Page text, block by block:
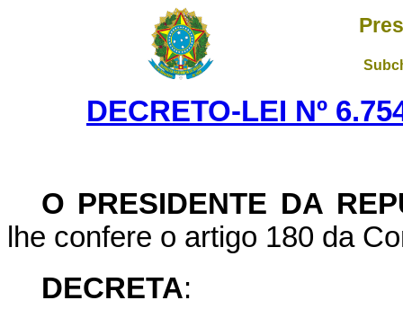
DECRETO-LEI Nº
O PRESIDENTE DA
lhe confere o artigo 180 da
DECRETA: